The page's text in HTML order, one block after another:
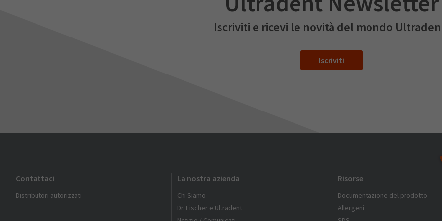
Iscriviti e ricevi le novità del mondo
Iscriviti
Contattaci
Distributori autorizzati
La nostra azienda
Chi Siamo
Dr. Fischer e Ultradent
Risorse
Documentazione del prodotto
Allergeni